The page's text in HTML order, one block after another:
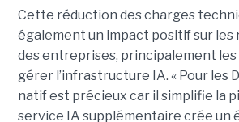
Cette réduction des charges
également un impact positif sur les
des entreprises, principalement les
gérer l’infrastructure IA. « Pour les
natif est précieux car il simplifie la
service IA supplémentaire crée un